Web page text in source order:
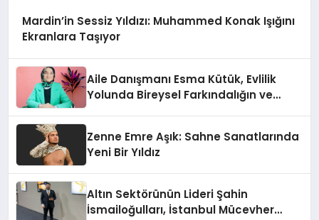
Mardin’in Sessiz Yıldızı: Muhammed Konak Işığını
Ekranlara Taşıyor
Aile Danışmanı Esma Kütük, Evlilik
Yolunda Bireysel Farkındalığın ve
Zenne Emre Aşık: Sahne Sanatlarında
Yeni Bir Yıldız
Altın Sektörünün Lideri Şahin
İsmailoğulları, İstanbul Mücevher